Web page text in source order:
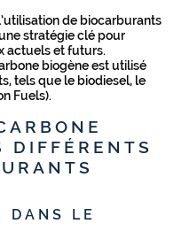
de biocarburants
stratégie clé pour
actuels et futurs.
biogène est utilisé
tels que le biodiesel, le
Fuels).
DIFFÉRENTS
DANS LE